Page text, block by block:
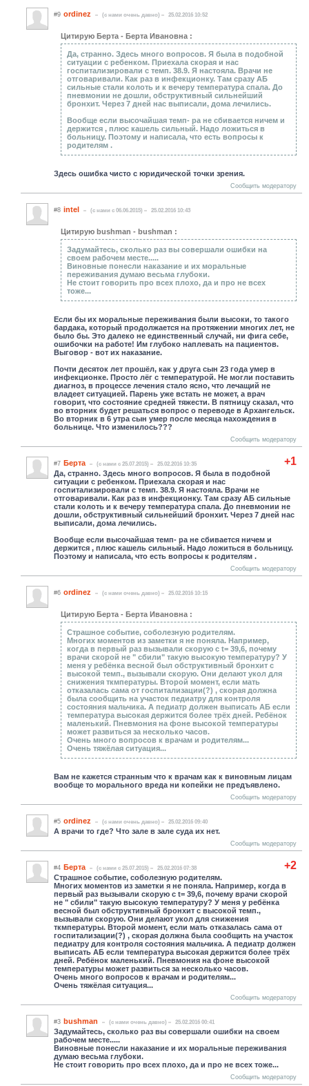
#9 ordinez (c нами очень давно) 25.02.2016 10:52
Цитирую Берта - Берта Ивановна :
Да, странно. Здесь много вопросов. Я была в подобной
ситуации с ребенком. Приехала скорая и нас
госпитализировали с темп. 38.9. Я настояла. Врачи не
отговаривали. Как раз в инфекционку. Там сразу АБ
сильные стали колоть и к вечеру температура спала. До
пневмонии не дошли, обструктивный сильнейший
бронхит. Через 7 дней нас выписали, дома лечились.
Вообще если высочайшая темп- ра не сбивается ничем и
держится , плюс кашель сильный. Надо ложиться в
больницу. Поэтому и написала, что есть вопросы к
родителям .
Здесь ошибка чисто с юридической точки зрения.
Сообщить модератору
#8 intel (c нами с 06.06.2015) 25.02.2016 10:43
Цитирую bushman - bushman :
Задумайтесь, сколько раз вы совершали ошибки на
своем рабочем месте.....
Виновные понесли наказание и их моральные
переживания думаю весьма глубоки.
Не стоит говорить про всех плохо, да и про не всех
тоже...
Если бы их моральные переживания были высоки, то такого
бардака, который продолжается на протяжении многих лет, не
было бы. Это далеко не единственный случай, ни фига себе,
ошибочки на работе! Им глубоко наплевать на пациентов.
Выговор - вот их наказание.
Почти десяток лет прошёл, как у друга сын 23 года умер в
инфекционке. Просто лёг с температурой. Не могли поставить
диагноз, в процессе лечения стало ясно, что лечащий не
владеет ситуацией. Парень уже встать не может, а врач
говорит, что состояние средней тяжести. В пятницу сказал, что
во вторник будет решаться вопрос о переводе в Архангельск.
Во вторник в 6 утра сын умер после месяца нахождения в
больнице. Что изменилось???
Сообщить модератору
+1
#7 Берта (c нами с 25.07.2015) 25.02.2016 10:35
Да, странно. Здесь много вопросов. Я была в подобной
ситуации с ребенком. Приехала скорая и нас
госпитализировали с темп. 38.9. Я настояла. Врачи не
отговаривали. Как раз в инфекционку. Там сразу АБ сильные
стали колоть и к вечеру температура спала. До пневмонии не
дошли, обструктивный сильнейший бронхит. Через 7 дней нас
выписали, дома лечились.
Вообще если высочайшая темп- ра не сбивается ничем и
держится , плюс кашель сильный. Надо ложиться в больницу.
Поэтому и написала, что есть вопросы к родителям .
Сообщить модератору
#6 ordinez (c нами очень давно) 25.02.2016 10:15
Цитирую Берта - Берта Ивановна :
Страшное событие, соболезную родителям.
Многих моментов из заметки я не поняла. Например,
когда в первый раз вызывали скорую с t= 39,6, почему
врачи скорой не " сбили" такую высокую температуру? У
меня у ребёнка весной был обструктивный бронхит с
высокой темп., вызывали скорую. Они делают укол для
снижения ткмпературы. Второй момент, если мать
отказалась сама от госпитализации(?) , скорая должна
была сообщить на участок педиатру для контроля
состояния мальчика. А педиатр должен выписать АБ если
температура высокая держится более трёх дней. Ребёнок
маленький. Пневмония на фоне высокой температуры
может развиться за несколько часов.
Очень много вопросов к врачам и родителям...
Очень тяжёлая ситуация...
Вам не кажется странным что к врачам как к виновным лицам
вообще то морального вреда ни копейки не предъявлено.
Сообщить модератору
#5 ordinez (c нами очень давно) 25.02.2016 09:40
А врачи то где? Что зале в зале суда их нет.
Сообщить модератору
+2
#4 Берта (c нами с 25.07.2015) 25.02.2016 07:38
Страшное событие, соболезную родителям.
Многих моментов из заметки я не поняла. Например, когда в
первый раз вызывали скорую с t= 39,6, почему врачи скорой
не " сбили" такую высокую температуру? У меня у ребёнка
весной был обструктивный бронхит с высокой темп.,
вызывали скорую. Они делают укол для снижения
ткмпературы. Второй момент, если мать отказалась сама от
госпитализации(?) , скорая должна была сообщить на участок
педиатру для контроля состояния мальчика. А педиатр должен
выписать АБ если температура высокая держится более трёх
дней. Ребёнок маленький. Пневмония на фоне высокой
температуры может развиться за несколько часов.
Очень много вопросов к врачам и родителям...
Очень тяжёлая ситуация...
Сообщить модератору
#3 bushman (c нами очень давно) 25.02.2016 00:41
Задумайтесь, сколько раз вы совершали ошибки на своем
рабочем месте.....
Виновные понесли наказание и их моральные переживания
думаю весьма глубоки.
Не стоит говорить про всех плохо, да и про не всех тоже...
Сообщить модератору